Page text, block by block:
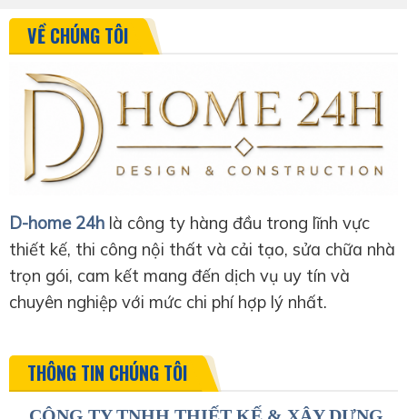
VỀ CHÚNG TÔI
D-home 24h là công ty hàng đầu trong lĩnh vực
thiết kế, thi công nội thất và cải tạo, sửa chữa nhà
trọn gói, cam kết mang đến dịch vụ uy tín và
chuyên nghiệp với mức chi phí hợp lý nhất.
THÔNG TIN CHÚNG TÔI